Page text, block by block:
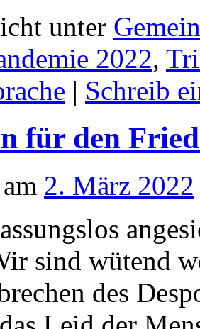
unter
2022,
| Schreib
für den
2. März 2022
sind wütend
des